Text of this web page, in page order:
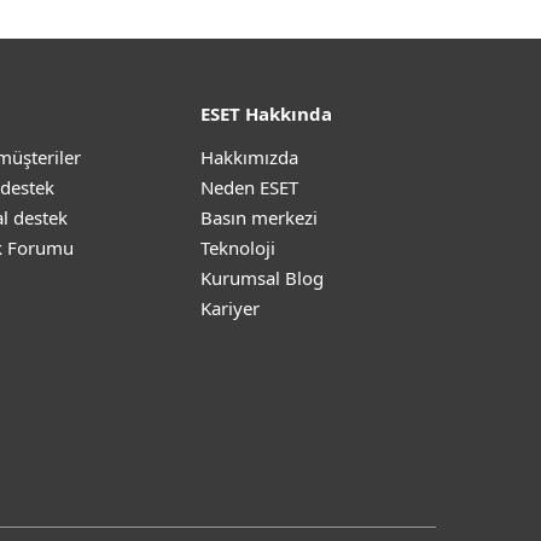
destek
Forumu
ESET Hakkında
Hakkımızda
Neden ESET
Basın merkezi
Teknoloji
Kurumsal Blog
Kariyer